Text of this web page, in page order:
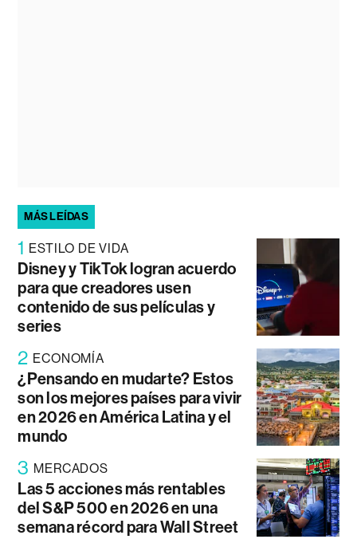
MÁS LEÍDAS
1 ESTILO DE VIDA
Disney y TikTok logran acuerdo
para que creadores usen
contenido de sus películas y
series
2 ECONOMÍA
¿Pensando en mudarte? Estos
son los mejores países para vivir
en 2026 en América Latina y el
mundo
3 MERCADOS
Las 5 acciones más rentables
del S&P 500 en 2026 en una
semana récord para Wall Street